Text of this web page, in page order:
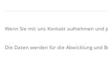
Wenn Sie mit uns Kontakt aufnehmen und
Die Daten werden für die Abwicklung und